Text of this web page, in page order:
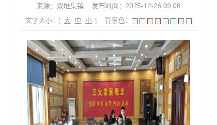
来源：双堆集镇
发布时间：2025-12-26 09:08
文字大小：[ 大 中 小 ] 背景色：